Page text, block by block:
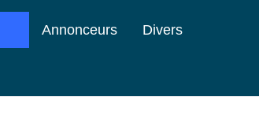
Annonceurs Divers